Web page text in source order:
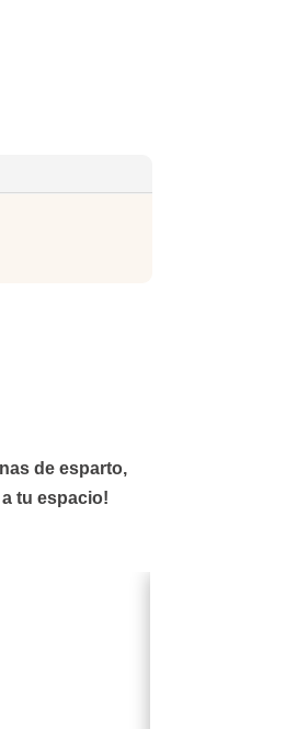
de esparto,
tu espacio!